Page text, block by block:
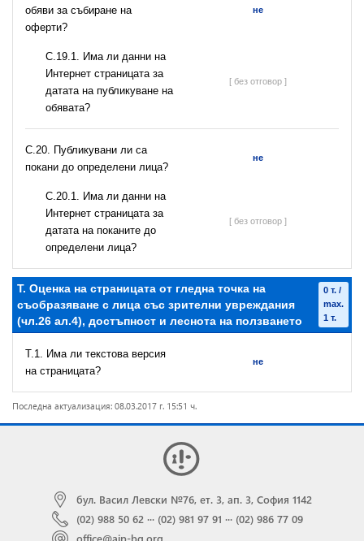
обяви за събиране на
оферти?
не
С.19.1. Има ли данни на
Интернет страницата за
датата на публикуване на
обявата?
[ без отговор ]
С.20. Публикувани ли са
покани до определени лица?
не
С.20.1. Има ли данни на
Интернет страницата за
датата на поканите до
определени лица?
[ без отговор ]
T. Оценка на страницата от гледна точка на
съобразяване с лица със зрителни увреждания
(чл.26 ал.4), достъпност и леснота на ползването
0 т. /
max.
1 т.
T.1. Има ли текстова версия
на страницата?
не
Последна актуализация: 08.03.2017 г. 15:51 ч.
бул. Васил Левски №76, ет. 3, ап. 3, София 1142
(02) 988 50 62 ··· (02) 981 97 91 ··· (02) 986 77 09
office@aip-bg.org